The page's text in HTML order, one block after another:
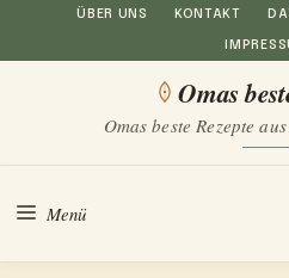
Inhalt
ÜBER UNS KONTAKT
Omas
Omas beste Rezepte
Menü